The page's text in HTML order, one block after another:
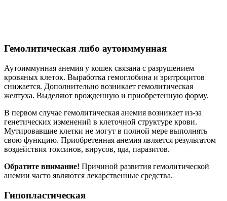
Гемолитическая либо аутоиммунная
Аутоиммунная анемия у кошек связана с разрушением
кровяных клеток. Выработка гемоглобина и эритроцитов
снижается. Дополнительно возникает гемолитическая
желтуха. Выделяют врожденную и приобретенную форму.
В первом случае гемолитическая анемия возникает из-за
генетических изменений в клеточной структуре крови.
Мутировавшие клетки не могут в полной мере выполнять
свою функцию. Приобретенная анемия является результатом
воздействия токсинов, вирусов, яда, паразитов.
Обратите внимание! Причиной развития гемолитической
анемии часто являются лекарственные средства.
Гипопластическая